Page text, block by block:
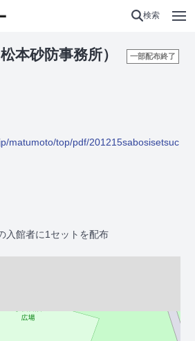
検索
本砂防事務所） 一部配布終了
matumoto/top/pdf/201215sabosisetsuc
入館者に1セットを配布